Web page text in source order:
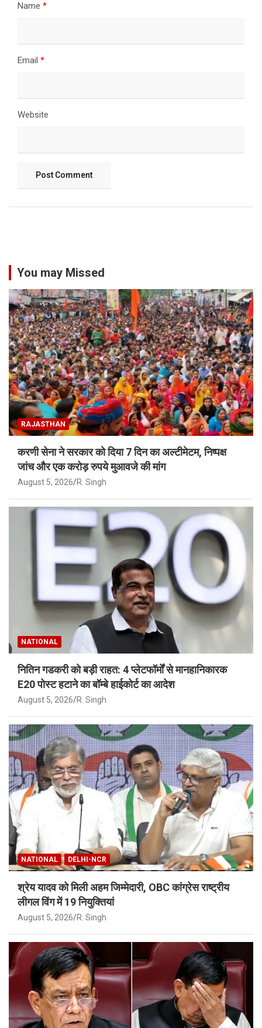
Name *
Email *
Website
You may Missed
RAJASTHAN
करणी सेना ने सरकार को दिया 7 दिन का अल्टीमेटम, निष्पक्ष
जांच और एक करोड़ रुपये मुआवजे की मांग
August 5, 2026 R. Singh
NATIONAL
नितिन गडकरी को बड़ी राहत: 4 प्लेटफॉर्मों से मानहानिकारक
E20 पोस्ट हटाने का बॉम्बे हाईकोर्ट का आदेश
August 5, 2026 R. Singh
NATIONAL DELHI-NCR
श्रेय यादव को मिली अहम जिम्मेदारी, OBC कांग्रेस राष्ट्रीय
लीगल विंग में 19 नियुक्तियां
August 5, 2026 R. Singh